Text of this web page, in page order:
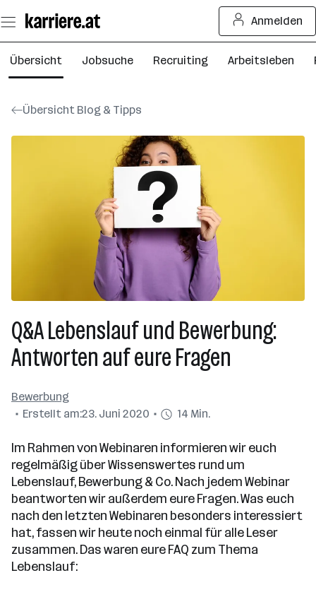
Seiteninhalt
springen
Anmelden
Übersicht Jobsuche Recruiting Arbeitsleben
Übersicht Blog & Tipps
Q&A Lebenslauf und Bewerbung:
Antworten auf eure Fragen
Bewerbung
Erstellt am:23. Juni 2020 14 Min.
Im Rahmen von Webinaren informieren wir euch
regelmäßig über Wissenswertes rund um
Lebenslauf, Bewerbung & Co. Nach jedem Webinar
beantworten wir außerdem eure Fragen. Was euch
nach den letzten Webinaren besonders interessiert
hat, fassen wir heute noch einmal für alle Leser
zusammen. Das waren eure FAQ zum Thema
Lebenslauf: